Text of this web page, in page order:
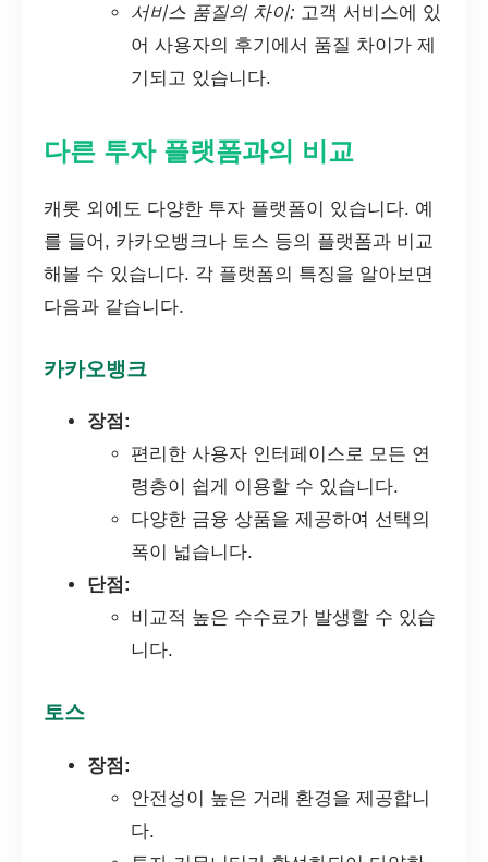
서비스 품질의 차이: 고객 서비스에 있
어 사용자의 후기에서 품질 차이가 제
기되고 있습니다.
다른 투자 플랫폼과의 비교
캐롯 외에도 다양한 투자 플랫폼이 있습니다. 예
를 들어, 카카오뱅크나 토스 등의 플랫폼과 비교
해볼 수 있습니다. 각 플랫폼의 특징을 알아보면
다음과 같습니다.
카카오뱅크
장점:
편리한 사용자 인터페이스로 모든 연
령층이 쉽게 이용할 수 있습니다.
다양한 금융 상품을 제공하여 선택의
폭이 넓습니다.
단점:
비교적 높은 수수료가 발생할 수 있습
니다.
토스
장점:
안전성이 높은 거래 환경을 제공합니
다.